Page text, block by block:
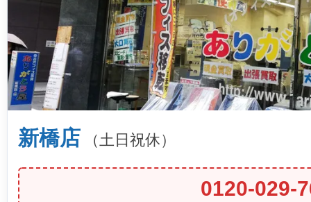
新橋店 （土日祝休）
0120-029-